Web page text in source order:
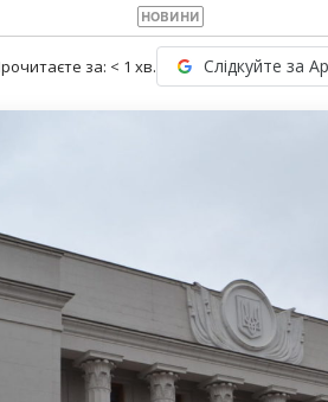
НОВИНИ
за: < 1 хв. Слідкуйте за